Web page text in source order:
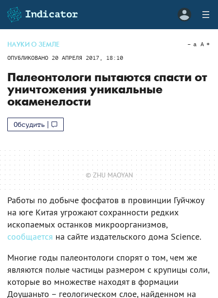
НАУКИ О ЗЕМЛЕ
ОПУБЛИКОВАНО 20 АПРЕЛЯ 2017, 18:10
a A
Палеонтологи пытаются спасти от
уничтожения уникальные
окаменелости
Обсудить
© ZHU MAOYAN
Работы по добыче фосфатов в провинции Гуйчжоу
на юге Китая угрожают сохранности редких
ископаемых останков микроорганизмов,
сообщается на сайте издательского дома Science.
Многие годы палеонтологи спорят о том, чем же
являются полые частицы размером с крупицы соли,
которые во множестве находят в формации
Доушаньто – геологическом слое, найденном на